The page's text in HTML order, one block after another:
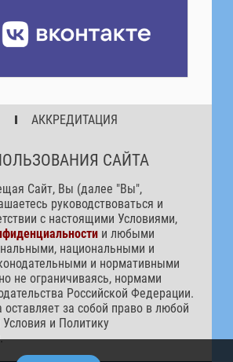
АККРЕДИТАЦИЯ
САЙТА
Сайт, Вы (далее "Вы",
руководствоваться и
с настоящими Условиями,
и любыми
национальными и
и нормативными
не ограничиваясь, нормами
Российской Федерации.
за собой право в любой
и Политику